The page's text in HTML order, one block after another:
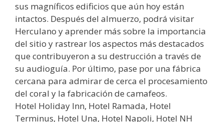
sus magníficos edificios que aún hoy están
intactos. Después del almuerzo, podrá visitar
Herculano y aprender más sobre la importancia
del sitio y rastrear los aspectos más destacados
que contribuyeron a su destrucción a través de
su audioguía. Por último, pase por una fábrica
cercana para admirar de cerca el procesamiento
del coral y la fabricación de camafeos.
Hotel Holiday Inn, Hotel Ramada, Hotel
Terminus, Hotel Una, Hotel Napoli, Hotel NH